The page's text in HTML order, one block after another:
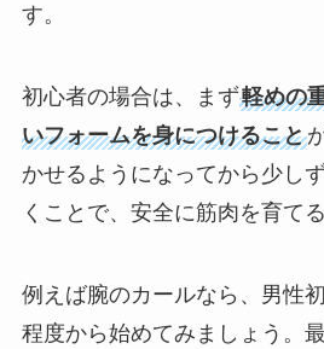
す。
初心者の場合は、まず軽めの
いフォームを身につけること
かせるようになってから少し
くことで、安全に筋肉を育て
例えば腕のカールなら、男性
程度から始めてみましょう。